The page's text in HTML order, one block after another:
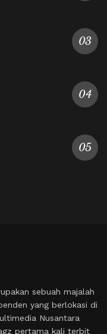
sebuah majalah
yang berlokasi di
Nusantara
pertama kali terbit